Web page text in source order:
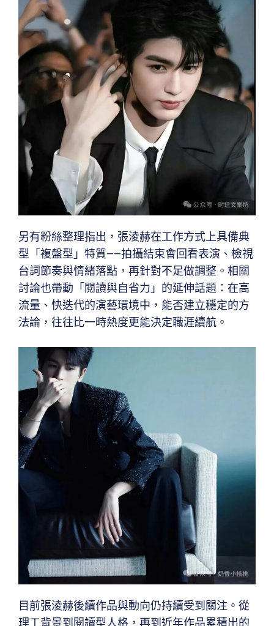
另有粉絲整理指出，張淩赫在工作方式上具備典
型「複盤型」特質——拍攝結束會回看表演、檢視
台詞節奏與情緒落點，再針對不足做調整。相關
討論也帶動「閱讀與自省力」的延伸話題：在高
流量、快迭代的演藝環境中，能否建立穩定的方
法論，往往比一時熱度更能決定職涯續航。
目前張淩赫後續作品與動向仍持續受到關注。從
理工背景到閱讀型人格，再到近年作品累積出的